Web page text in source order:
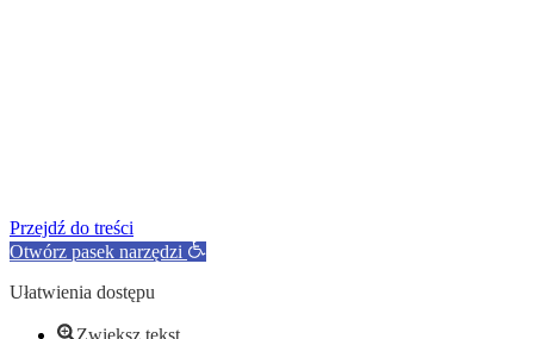
Przejdź do treści
Otwórz pasek narzędzi
Ułatwienia dostępu
Zwiększ tekst